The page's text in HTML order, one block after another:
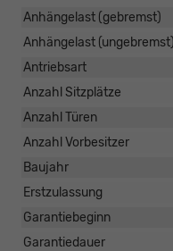
Anhängelast (gebremst)
Anhängelast (ungebremst)
Antriebsart
Anzahl Sitzplätze
Anzahl Türen
Anzahl Vorbesitzer
Baujahr
Erstzulassung
Garantiebeginn
Garantiedauer